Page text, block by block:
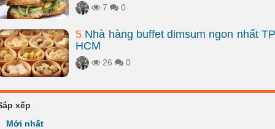
7 0
5 Nhà hàng buffet dimsum ngon nhất
HCM
26 0
xếp
Mới nhất